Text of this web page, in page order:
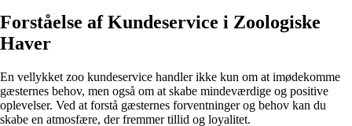
Forståelse af Kundeservice i Zoologiske
Haver
En vellykket zoo kundeservice handler ikke kun om at imødekomme
gæsternes behov, men også om at skabe mindeværdige og positive
oplevelser. Ved at forstå gæsternes forventninger og behov kan du
skabe en atmosfære, der fremmer tillid og loyalitet.